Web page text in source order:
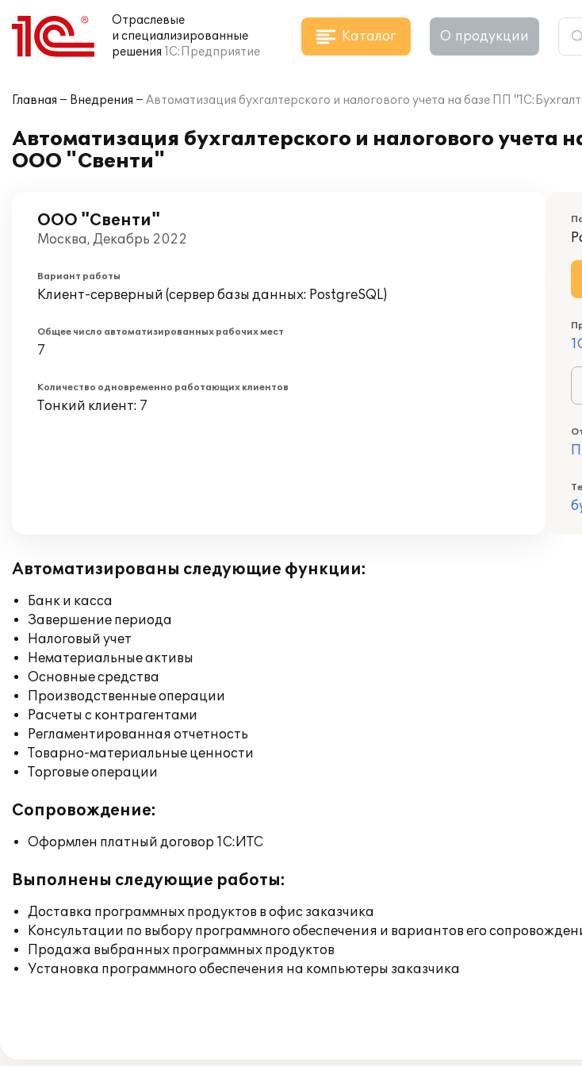
Отраслевые
и специализированные
решения 1С:Предприятие
Каталог О продукции
Главная Внедрения Автоматизация бухгалтерского и налогового учета на базе ПП
Автоматизация бухгалтерского и налогового учета
ООО "Свенти"
ООО "Свенти"
Москва, Декабрь 2022
Вариант работы
Клиент-серверный (сервер базы данных: PostgreSQL)
Общее число автоматизированных рабочих мест
7
Количество одновременно работающих клиентов
Тонкий клиент: 7
Автоматизированы следующие функции:
Банк и касса
Завершение периода
Налоговый учет
Нематериальные активы
Основные средства
Производственные операции
Расчеты с контрагентами
Регламентированная отчетность
Товарно-материальные ценности
Торговые операции
Сопровождение:
Оформлен платный договор 1С:ИТС
Выполнены следующие работы:
Доставка программных продуктов в офис заказчика
Консультации по выбору программного обеспечения и вариантов его
Продажа выбранных программных продуктов
Установка программного обеспечения на компьютеры заказчика